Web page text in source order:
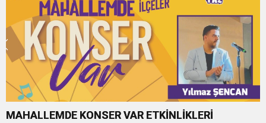
MAHALLEMDE KONSER VAR ETKİNLİKLERİ